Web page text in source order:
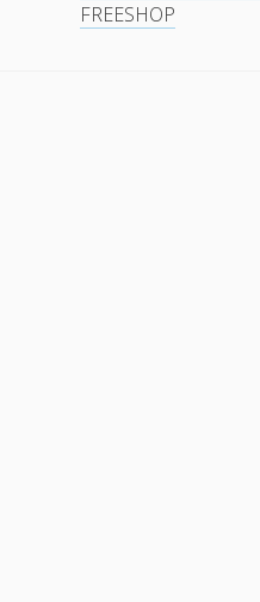
FREESHOP